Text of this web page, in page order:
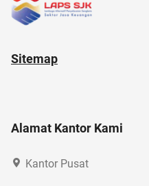
Sitemap
Alamat Kantor Kami
Kantor Pusat